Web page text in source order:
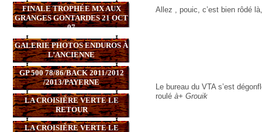
FINALE TROPHÉE MX AUX
GRANGES GONTARDES 21 OCT
07
GALERIE PHOTOS ENDUROS À
L’ANCIENNE
GP 500 78/86/BACK 2011/2012
/2013/PAYERNE
LA CROISIÈRE VERTE LE
RETOUR
LA CROISIÈRE VERTE LE
Allez , pouic, c’est bien rôdé
Le bureau du VTA s’est
roulé à+ Grouik